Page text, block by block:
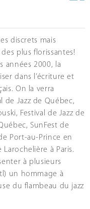
discrets mais
plus florissantes!
années 2000, la
dans l’écriture et
On la verra
de Jazz de Québec,
Festival de Jazz de
SunFest de
Port-au-Prince en
à Paris.
à plusieurs
un hommage à
du flambeau du jazz